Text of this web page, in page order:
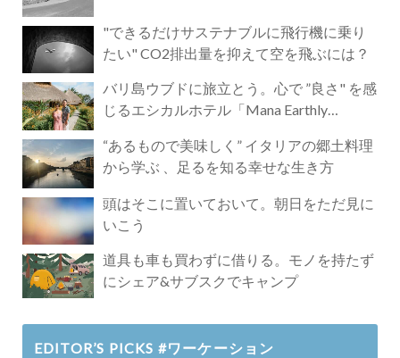
"できるだけサステナブルに飛行機に乗り
たい" CO2排出量を抑えて空を飛ぶには？
バリ島ウブドに旅立とう。心で ”良さ" を感
じるエシカルホテル「Mana Earthly
“あるもので美味しく” イタリアの郷土料理
から学ぶ 、足るを知る幸せな生き方
頭はそこに置いておいて。朝日をただ見に
いこう
道具も車も買わずに借りる。モノを持たず
にシェア&サブスクでキャンプ
EDITOR’S PICKS #ワーケーション